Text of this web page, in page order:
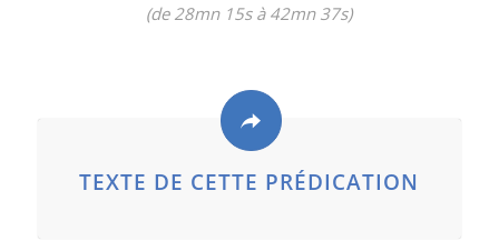
(de 28mn 15s à 42mn 37s)
TEXTE DE CETTE PRÉDICATION